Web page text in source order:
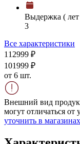
Выдержка (
3
Все характеристики
112999 ₽
101999 ₽
от 6 шт.
Внешний вид
могут отличаться от
уточнить в